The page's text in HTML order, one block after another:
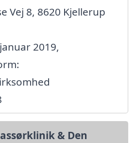
Vej 8, 8620 Kjellerup
2019,
& Den